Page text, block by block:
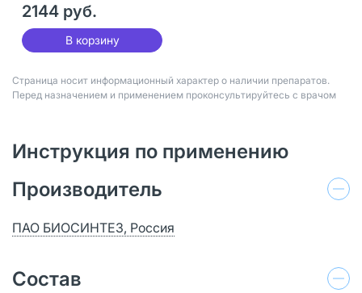
2144 руб.
В корзину
Страница носит информационный характер о наличии препаратов.
Перед назначением и применением проконсультируйтесь с врачом
Инструкция по применению
Производитель
ПАО БИОСИНТЕЗ, Россия
Состав